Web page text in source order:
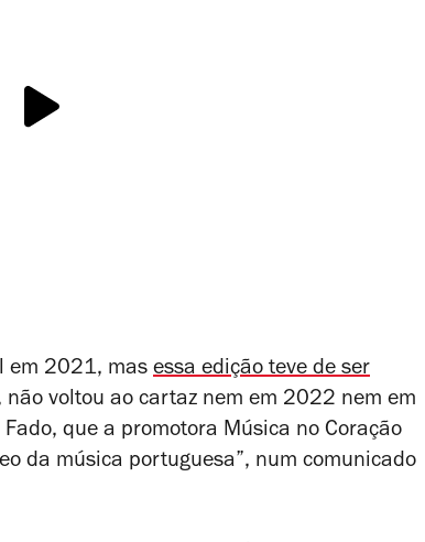
em 2021, mas essa edição teve de ser
voltou ao cartaz nem em 2022 nem em
Fado, que a promotora Música no Coração
da música portuguesa”, num comunicado